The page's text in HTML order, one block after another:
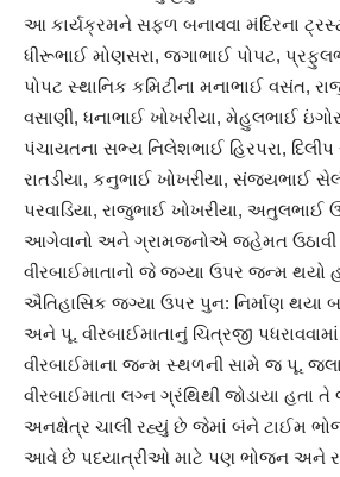
આ કાર્યક્રમને સફળ બનાવવા મંદિરના
ધીરૂભાઈ મોણસરા, જગાભાઈ પોપટ,
પોપટ સ્થાનિક કમિટીના મનાભાઈ વસંત,
વસાણી, ધનાભાઈ ખોખરીયા, મેહુલભાઈ
પંચાયતના સભ્ય નિલેશભાઈ હિરપરા, દિલીપ
રાતડીયા, કનુભાઈ ખોખરીયા, સંજયભાઈ
પરવાડિયા, રાજુભાઈ ખોખરીયા, અતુલભાઈ
આગેવાનો અને ગ્રામજનોએ જહેમત ઉઠાવી
વીરબાઈમાતાનો જે જગ્યા ઉપર જન્મ થયો
ઐતિહાસિક જગ્યા ઉપર પુન: નિર્માણ થયા
અને પૂ. વીરબાઈમાતાનું ચિત્રજી
વીરબાઈમાના જન્મ સ્થળની સામે જ પૂ.
વીરબાઈમાતા લગ્ન ગ્રંથિથી જોડાયા હતા
અનક્ષેત્ર ચાલી રહ્યું છે જેમાં બંને ટાઈમ
આવે છે પદયાત્રીઓ માટે પણ ભોજન અને